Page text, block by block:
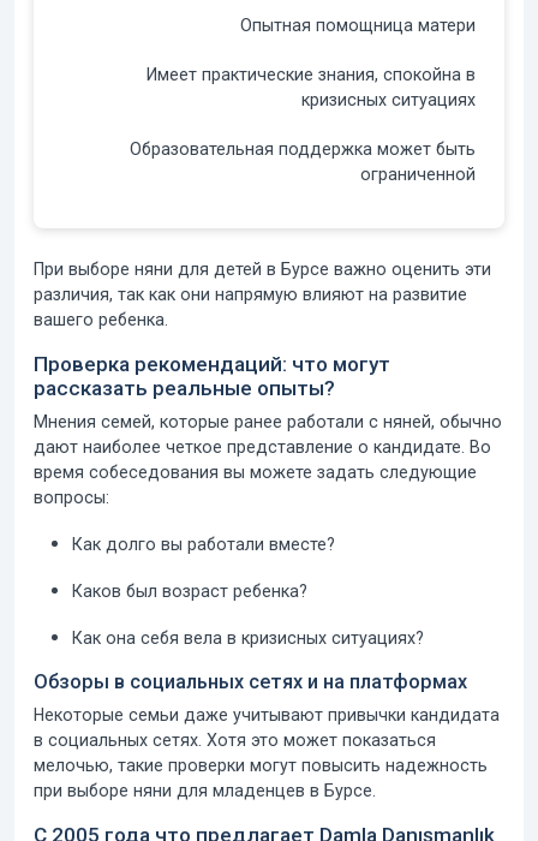
Опытная помощница матери
Имеет практические знания, спокойна в
кризисных ситуациях
Образовательная поддержка может быть
ограниченной
При выборе няни для детей в Бурсе важно оценить эти
различия, так как они напрямую влияют на развитие
вашего ребенка.
Проверка рекомендаций: что могут
рассказать реальные опыты?
Мнения семей, которые ранее работали с няней, обычно
дают наиболее четкое представление о кандидате. Во
время собеседования вы можете задать следующие
вопросы:
Как долго вы работали вместе?
Каков был возраст ребенка?
Как она себя вела в кризисных ситуациях?
Обзоры в социальных сетях и на платформах
Некоторые семьи даже учитывают привычки кандидата
в социальных сетях. Хотя это может показаться
мелочью, такие проверки могут повысить надежность
при выборе няни для младенцев в Бурсе.
С 2005 года что предлагает Damla Danışmanlık